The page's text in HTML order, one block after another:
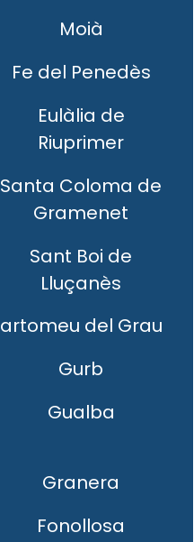
Moià
Fe del Penedès
Eulàlia de
Riuprimer
Santa Coloma de
Gramenet
Sant Boi de
Lluçanès
artomeu del Grau
Gurb
Gualba
Granera
Fonollosa